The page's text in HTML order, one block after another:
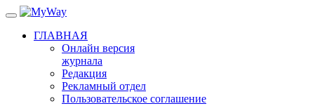
ГЛАВНАЯ
Онлайн версия
журнала
Редакция
Рекламный отдел
Пользовательское соглашение